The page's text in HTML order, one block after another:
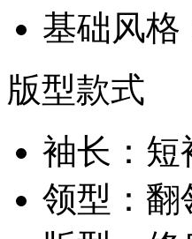
基础风格
版型款式
袖长：短
领型：翻